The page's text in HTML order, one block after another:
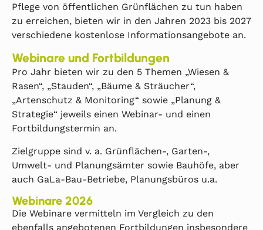
Pflege von öffentlichen Grünflächen zu tun haben
zu erreichen, bieten wir in den Jahren 2023 bis 2027
verschiedene kostenlose Informationsangebote an.
Webinare und Fortbildungen
Pro Jahr bieten wir zu den 5 Themen „Wiesen &
Rasen“, „Stauden“, „Bäume & Sträucher“,
„Artenschutz & Monitoring“ sowie „Planung &
Strategie“ jeweils einen Webinar- und einen
Fortbildungstermin an.
Zielgruppe sind v. a. Grünflächen-, Garten-,
Umwelt- und Planungsämter sowie Bauhöfe, aber
auch GaLa-Bau-Betriebe, Planungsbüros u.a.
Webinare 2026
Die Webinare vermitteln im Vergleich zu den
ebenfalls angebotenen Fortbildungen insbesondere